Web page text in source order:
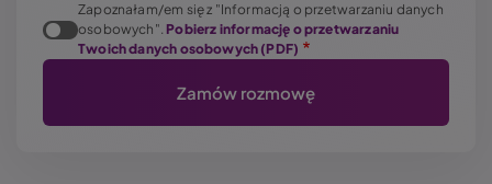
Zapoznałam/em się z "Informacją o przetwarzaniu danych
osobowych". Pobierz informację o przetwarzaniu
Twoich danych osobowych (PDF)